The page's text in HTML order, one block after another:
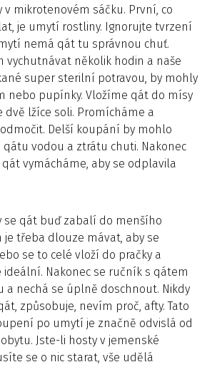
mikrotenovém sáčku. První, co
je umytí rostliny. Ignorujte tvrzení
nemá qát tu správnou chuť.
vychutnávat několik hodin a naše
super sterilní potravou, by mohly
nebo pupínky. Vložíme qát do mísy
dvě lžíce soli. Promícháme a
Delší koupání by mohlo
vodou a ztrátu chuti. Nakonec
vymácháme, aby se odplavila
se qát buď zabalí do menšího
je třeba dlouze mávat, aby se
se to celé vloží do pračky a
ideální. Nakonec se ručník s qátem
a nechá se úplně doschnout. Nikdy
způsobuje, nevím proč, afty. Tato
po umytí je značně odvislá od
Jste-li hosty v jemenské
se o nic starat, vše udělá